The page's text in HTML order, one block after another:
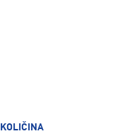
KOLIČINA